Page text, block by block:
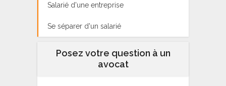
Salarié d'une entreprise
Se séparer d'un salarié
Posez votre question à un
avocat